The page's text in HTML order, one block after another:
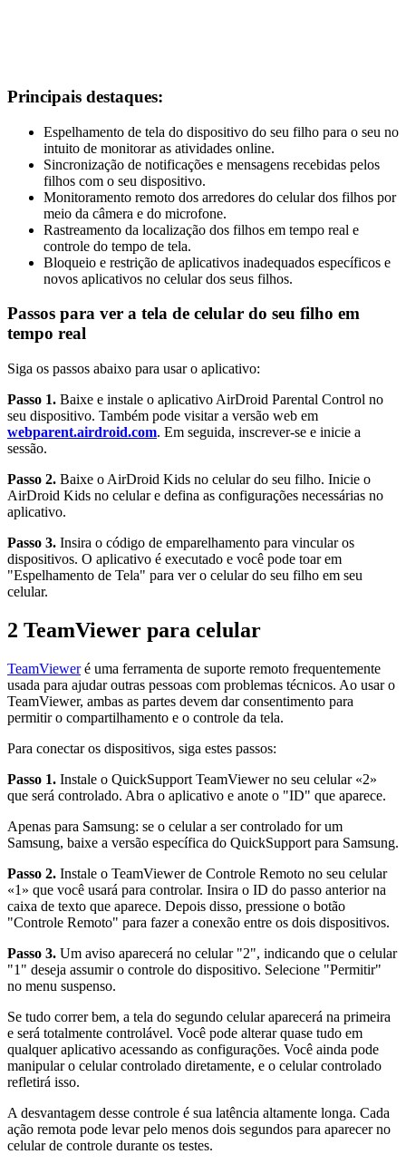
Principais destaques:
Espelhamento de tela do dispositivo do seu filho para o seu no
intuito de monitorar as atividades online.
Sincronização de notificações e mensagens recebidas pelos
filhos com o seu dispositivo.
Monitoramento remoto dos arredores do celular dos filhos por
meio da câmera e do microfone.
Rastreamento da localização dos filhos em tempo real e
controle do tempo de tela.
Bloqueio e restrição de aplicativos inadequados específicos e
novos aplicativos no celular dos seus filhos.
Passos para ver a tela de celular do seu filho em
tempo real
Siga os passos abaixo para usar o aplicativo:
Passo 1. Baixe e instale o aplicativo AirDroid Parental Control no
seu dispositivo. Também pode visitar a versão web em
webparent.airdroid.com. Em seguida, inscrever-se e inicie a
sessão.
Passo 2. Baixe o AirDroid Kids no celular do seu filho. Inicie o
AirDroid Kids no celular e defina as configurações necessárias no
aplicativo.
Passo 3. Insira o código de emparelhamento para vincular os
dispositivos. O aplicativo é executado e você pode toar em
"Espelhamento de Tela" para ver o celular do seu filho em seu
celular.
2 TeamViewer para celular
TeamVieweré uma ferramenta de suporte remoto frequentemente
usada para ajudar outras pessoas com problemas técnicos. Ao usar o
TeamViewer, ambas as partes devem dar consentimento para
permitir o compartilhamento e o controle da tela.
Para conectar os dispositivos, siga estes passos:
Passo 1. Instale o QuickSupport TeamViewer no seu celular «2»
que será controlado. Abra o aplicativo e anote o "ID" que aparece.
Apenas para Samsung: se o celular a ser controlado for um
Samsung, baixe a versão específica do QuickSupport para Samsung.
Passo 2. Instale o TeamViewer de Controle Remoto no seu celular
«1» que você usará para controlar. Insira o ID do passo anterior na
caixa de texto que aparece. Depois disso, pressione o botão
"Controle Remoto" para fazer a conexão entre os dois dispositivos.
Passo 3. Um aviso aparecerá no celular "2", indicando que o celular
"1" deseja assumir o controle do dispositivo. Selecione "Permitir"
no menu suspenso.
Se tudo correr bem, a tela do segundo celular aparecerá na primeira
e será totalmente controlável. Você pode alterar quase tudo em
qualquer aplicativo acessando as configurações. Você ainda pode
manipular o celular controlado diretamente, e o celular controlado
refletirá isso.
A desvantagem desse controle é sua latência altamente longa. Cada
ação remota pode levar pelo menos dois segundos para aparecer no
celular de controle durante os testes.